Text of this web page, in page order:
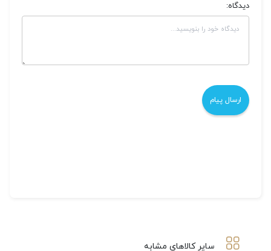
دیدگاه:
سایر کالاهای مشابه